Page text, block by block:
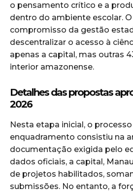
o pensamento crítico e a
dentro do ambiente escolar.
compromisso da gestão
descentralizar o acesso à
apenas a capital, mas outras
interior amazonense.
Detalhes das propostas
2026
Nesta etapa inicial, o
enquadramento consistiu na
documentação exigida pelo
dados oficiais, a capital,
de projetos habilitados,
submissões. No entanto, a